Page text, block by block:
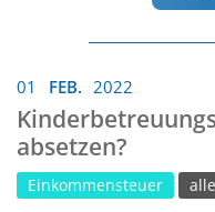
01 FEB. 2022
absetzen?
Einkommensteuer